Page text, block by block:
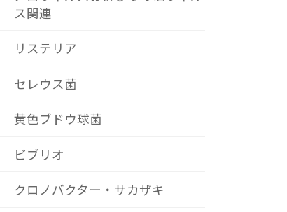
ス関連
リステリア
セレウス菌
黄色ブドウ球菌
ビブリオ
クロノバクター・サカザキ